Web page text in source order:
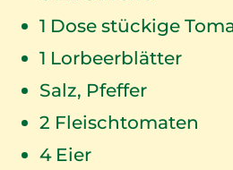
1 Dose stückige
1 Lorbeerblätter
Salz, Pfeffer
2 Fleischtomaten
4Eier